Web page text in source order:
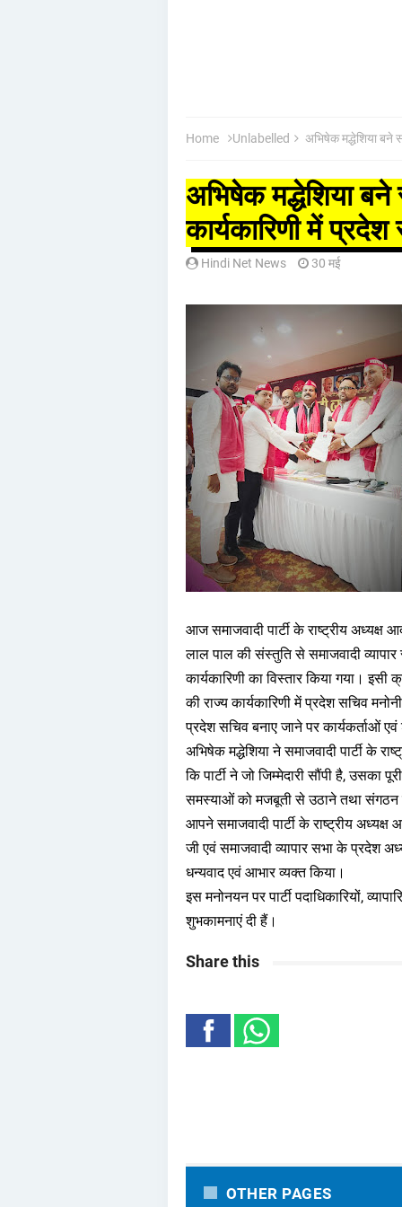
Home Unlabelled अभिषेक मद्धेशिया बने
अभिषेक मद्धेशिया बने
कार्यकारिणी में प्रदेश
Hindi Net News 30 मई
आज समाजवादी पार्टी के राष्ट्रीय
लाल पाल की संस्तुति से समाजवादी
कार्यकारिणी का विस्तार किया गया। इसी
की राज्य कार्यकारिणी में प्रदेश सचिव
प्रदेश सचिव बनाए जाने पर कार्यकर्ताओं
अभिषेक मद्धेशिया ने समाजवादी पार्टी के
कि पार्टी ने जो जिम्मेदारी सौंपी है, उसका
समस्याओं को मजबूती से उठाने तथा संगठन
आपने समाजवादी पार्टी के राष्ट्रीय
जी एवं समाजवादी व्यापार सभा के प्रदेश
धन्यवाद एवं आभार व्यक्त किया।
इस मनोनयन पर पार्टी पदाधिकारियों,
शुभकामनाएं दी हैं।
Share this
OTHER PAGES